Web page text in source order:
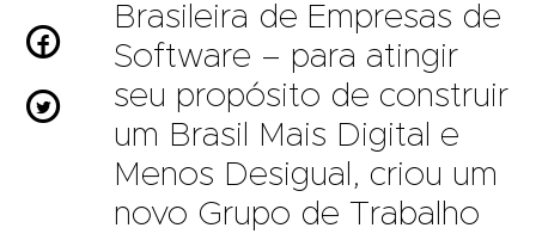


Brasileira de Empresas de
Software – para atingir
seu propósito de construir
um Brasil Mais Digital e
Menos Desigual, criou um
novo Grupo de Trabalho